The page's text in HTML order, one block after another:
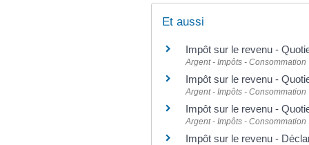
Et aussi
Impôt sur le revenu -
Argent - Impôts - Consommation
Impôt sur le revenu -
Argent - Impôts - Consommation
Impôt sur le revenu -
Argent - Impôts - Consommation
Impôt sur le revenu -